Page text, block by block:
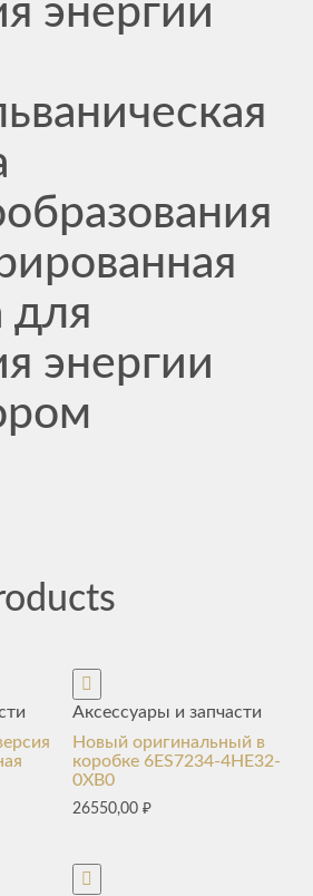
энергии
энергии
Аксессуары и запчасти
Новый оригинальный в
коробке 6ES7234-4HE32-
0XB0
26550,00₽